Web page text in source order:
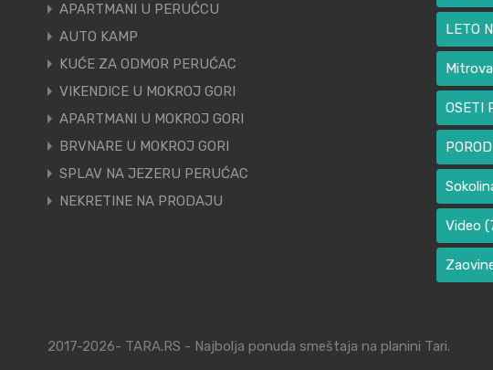
APARTMANI U PERUĆCU
AUTO KAMP
KUĆE ZA ODMOR PERUĆAC
VIKENDICE U MOKROJ GORI
APARTMANI U MOKROJ GORI
BRVNARE U MOKROJ GORI
SPLAV NA JEZERU PERUĆAC
NEKRETINE NA PRODAJU
LETO
OSETI
Video
2017-2026- TARA.RS - Najbolja ponuda smeštaja na planini Tari.